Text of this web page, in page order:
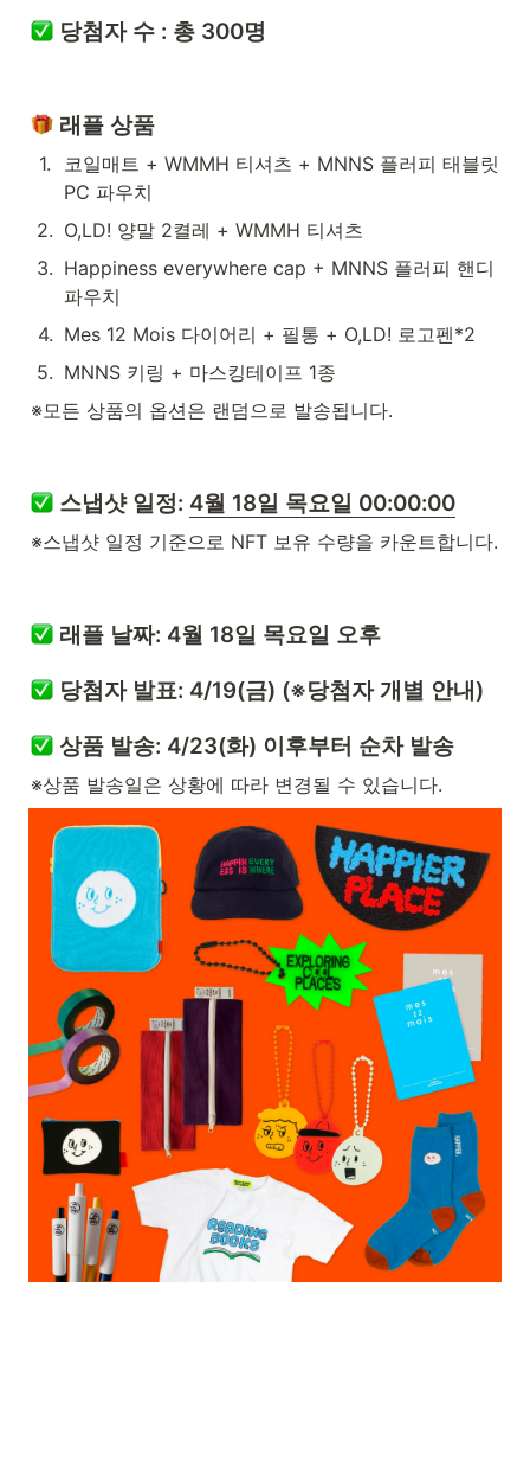
당첨자 수 : 총 300명
래플 상품
1.
코일매트 + WMMH 티셔츠 + MNNS 플러피 태블릿
PC 파우치
2. O,LD! 양말 2켤레 + WMMH 티셔츠
3. Happiness everywhere cap + MNNS 플러피 핸디
파우치
4. Mes 12 Mois 다이어리 + 필통 + O,LD! 로고펜*2
5. MNNS 키링 + 마스킹테이프 1종
※모든 상품의 옵션은 랜덤으로 발송됩니다.
스냅샷 일정: 4월 18일 목요일 00:00:00
※스냅샷 일정 기준으로 NFT 보유 수량을 카운트합니다.
래플 날짜: 4월 18일 목요일 오후
당첨자 발표: 4/19(금) (※당첨자 개별 안내)
상품 발송: 4/23(화) 이후부터 순차 발송
※상품 발송일은 상황에 따라 변경될 수 있습니다.